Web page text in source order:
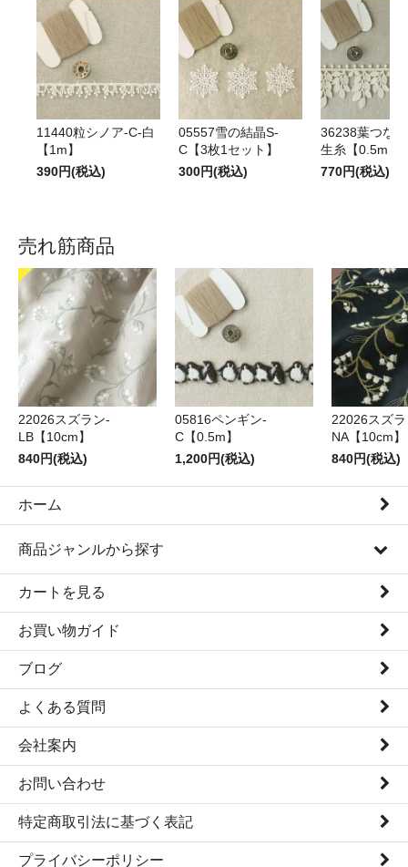
11440粒シノア-C-白
【1m】
390円(税込)
05557雪の結晶S-
C【3枚1セット】
300円(税込)
36238葉つな
生糸【0.5m】
770円(税込)
売れ筋商品
22026スズラン-
LB【10cm】
840円(税込)
05816ペンギン-
C【0.5m】
1,200円(税込)
22026スズ
NA【10cm】
840円(税込)
ホーム
商品ジャンルから探す
カートを見る
お買い物ガイド
ブログ
よくある質問
会社案内
お問い合わせ
特定商取引法に基づく表記
プライバシーポリシー